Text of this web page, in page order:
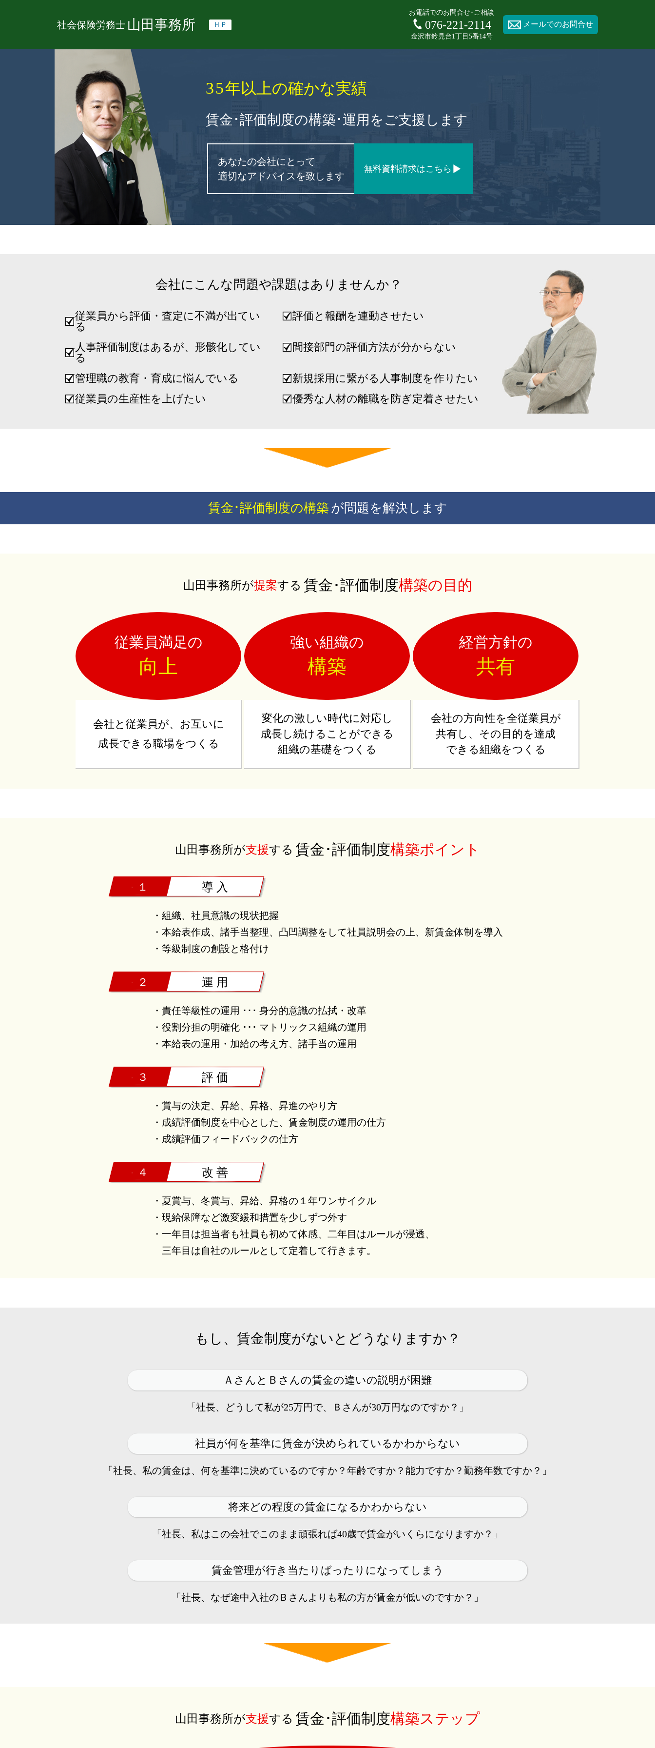
社会保険労務士 山田事務所 ＨＰ
お電話でのお問合せ･ご相談
076-221-2114
金沢市鈴見台1丁目5番14号
メールでのお問合せ
35年以上の確かな実績
賃金･評価制度の構築･運用をご支援します
あなたの会社にとって
適切なアドバイスを致します
無料資料請求はこちら
会社にこんな問題や課題はありませんか？
従業員から評価・査定に不満が出てい
る
評価と報酬を連動させたい
人事評価制度はあるが、形骸化してい
る
間接部門の評価方法が分からない
管理職の教育・育成に悩んでいる
新規採用に繋がる人事制度を作りたい
従業員の生産性を上げたい
優秀な人材の離職を防ぎ定着させたい
賃金･評価制度の構築 が問題を解決します
山田事務所が提案する 賃金･評価制度構築の目的
従業員満足の
向上
会社と従業員が、お互いに
成長できる職場をつくる
強い組織の
構築
変化の激しい時代に対応し
成長し続けることができる
組織の基礎をつくる
経営方針の
共有
会社の方向性を全従業員が
共有し、その目的を達成
できる組織をつくる
山田事務所が支援する 賃金･評価制度構築ポイント
１ 導 入
・組織、社員意識の現状把握
・本給表作成、諸手当整理、凸凹調整をして社員説明会の上、新賃金体制を導入
・等級制度の創設と格付け
２ 運 用
・責任等級性の運用 ･･･ 身分的意識の払拭・改革
・役割分担の明確化 ･･･ マトリックス組織の運用
・本給表の運用・加給の考え方、諸手当の運用
３ 評 価
・賞与の決定、昇給、昇格、昇進のやり方
・成績評価制度を中心とした、賃金制度の運用の仕方
・成績評価フィードバックの仕方
４ 改 善
・夏賞与、冬賞与、昇給、昇格の１年ワンサイクル
・現給保障など激変緩和措置を少しずつ外す
・一年目は担当者も社員も初めて体感、二年目はルールが浸透、
三年目は自社のルールとして定着して行きます。
もし、賃金制度がないとどうなりますか？
ＡさんとＢさんの賃金の違いの説明が困難
「社長、どうして私が25万円で、Ｂさんが30万円なのですか？」
社員が何を基準に賃金が決められているかわからない
「社長、私の賃金は、何を基準に決めているのですか？ 年齢ですか？能力ですか？勤務年数ですか？」
将来どの程度の賃金になるかわからない
「社長、私はこの会社でこのまま頑張れば40歳で賃金がいくらになりますか？」
賃金管理が行き当たりばったりになってしまう
「社長、なぜ途中入社のＢさんよりも私の方が賃金が低いのですか？」
山田事務所が支援する 賃金･評価制度構築ステップ